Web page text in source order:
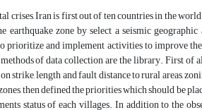
crises, Iran is first out of ten countries in the
earthquake zone by select a seismic
prioritize and implement activities to improve
of data collection are the library. First of
strike, length and fault distance to rural areas,
then defined the priorities which should be
status of each villages. In addition to the